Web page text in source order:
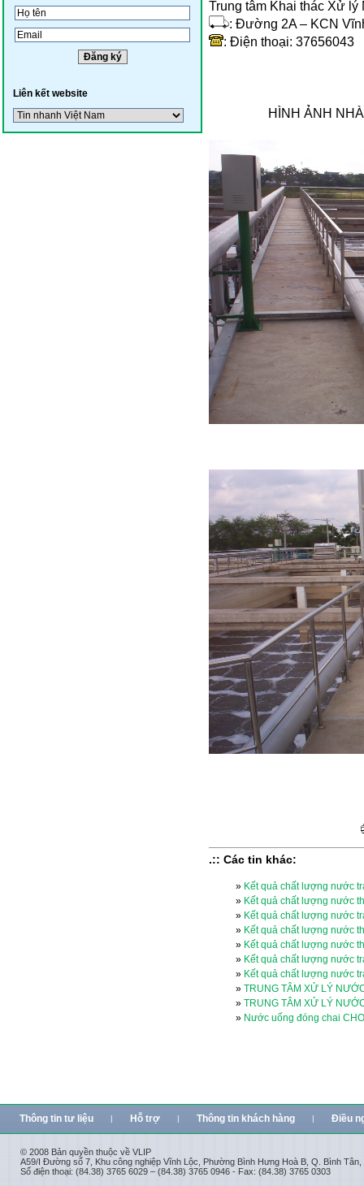
Liên kết website
Trung tâm Khai thác Xử
: Đường 2A – KCN
: Điện thoại: 37656043
HÌNH ẢNH
.:: Các tin khác:
» Kết quả chất lượng nước
» Kết quả chất lượng nước
» Kết quả chất lượng nước
» Kết quả chất lượng nước
» Kết quả chất lượng nước
» Kết quả chất lượng nước
» Kết quả chất lượng nước
» TRUNG TÂM XỬ LÝ
» TRUNG TÂM XỬ LÝ
» Nước uống đóng chai
Thông tin tư liệu | Hỗ trợ | Thông tin khách hàng | Điều
© 2008 Bản quyền thuộc về VLIP
A59/I Đường số 7, Khu công nghiệp Vĩnh Lộc, Phường Bình Hưng Hoà B, Q. Bình Tân,
Số điện thoại: (84.38) 3765 6029 – (84.38) 3765 0946 - Fax: (84.38) 3765 0303